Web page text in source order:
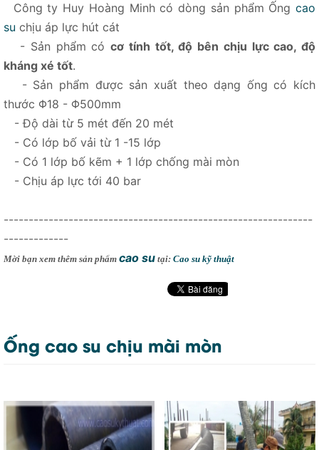
Công ty Huy Hoàng Minh có dòng sản phẩm Ống cao
su chịu áp lực hút cát
- Sản phẩm cócơ tính tốt, độ bên chịu lực cao, độ
kháng xé tốt.
- Sản phẩm được sản xuất theo dạng ống có kích
thước Φ18 - Φ500mm
- Độ dài từ 5 mét đến 20 mét
- Có lớp bố vải từ 1 -15 lớp
- Có 1 lớp bố kẽm + 1 lớp chống mài mòn
- Chịu áp lực tới 40 bar
--------------------------------------------------------------
-------------
Mời bạn xem thêm sản phẩm cao su tại: Cao su kỹ thuật
Ống cao su chịu mài mòn